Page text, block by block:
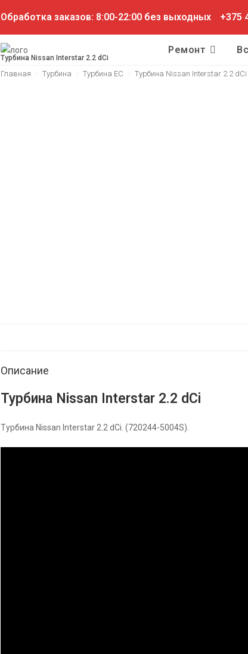
Обработка заказов: 8:00-22:00 без выходных +375
Ремонт
Турбина Nissan Interstar 2.2 dCi
Главная Турбина Турбина EC Турбина Nissan Interstar 2.2 dCi
Описание
Турбина Nissan Interstar 2.2 dCi
Турбина Nissan Interstar 2.2 dCi. (720244-5004S).